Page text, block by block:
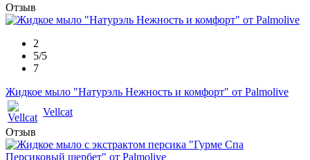
Отзыв
2
5/5
7
Жидкое мыло "Натурэль Нежность и комфорт" от Palmolive
Vellcat
Отзыв